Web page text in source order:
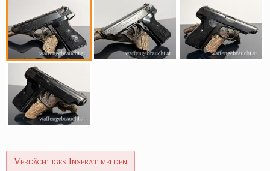
Verdächtiges Inserat melden